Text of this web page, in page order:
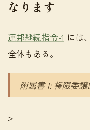
なります
連邦継続指令-1 には
全体もある。
附属書 I: 権限委譲
>